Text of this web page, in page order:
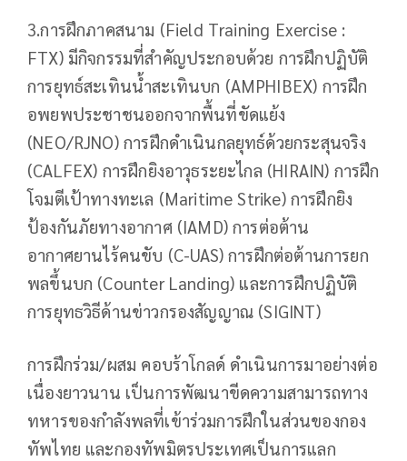
3.การฝึกภาคสนาม (Field Training Exercise :
FTX) มีกิจกรรมที่สำคัญประกอบด้วย การฝึกปฏิบัติ
การยุทธ์สะเทินน้ำสะเทินบก (AMPHIBEX) การฝึก
อพยพประชาชนออกจากพื้นที่ขัดแย้ง
(NEO/RJNO) การฝึกดำเนินกลยุทธ์ด้วยกระสุนจริง
(CALFEX) การฝึกยิงอาวุธระยะไกล (HIRAIN) การฝึก
โจมตีเป้าทางทะเล (Maritime Strike) การฝึกยิง
ป้องกันภัยทางอากาศ (IAMD) การต่อต้าน
อากาศยานไร้คนขับ (C-UAS) การฝึกต่อต้านการยก
พลขึ้นบก (Counter Landing) และการฝึกปฏิบัติ
การยุทธวิธีด้านข่าวกรองสัญญาณ (SIGINT)
การฝึกร่วม/ผสม คอบร้าโกลด์ ดำเนินการมาอย่างต่อ
เนื่องยาวนาน เป็นการพัฒนาขีดความสามารถทาง
ทหารของกำลังพลที่เข้าร่วมการฝึกในส่วนของกอง
ทัพไทย และกองทัพมิตรประเทศเป็นการแลก